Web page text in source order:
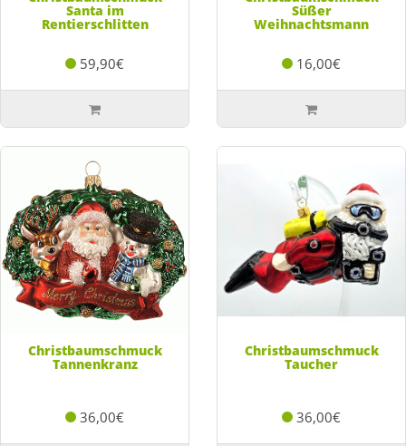
Santa im
Rentierschlitten
59,90€
Süßer
Weihnachtsmann
16,00€
Christbaumschmuck
Tannenkranz
36,00€
Christbaumschmuck
Taucher
36,00€